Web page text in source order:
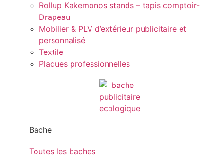
Rollup Kakemonos stands – tapis comptoir-
Drapeau
Mobilier & PLV d’extérieur publicitaire et
personnalisé
Textile
Plaques professionnelles
Bache
Toutes les baches